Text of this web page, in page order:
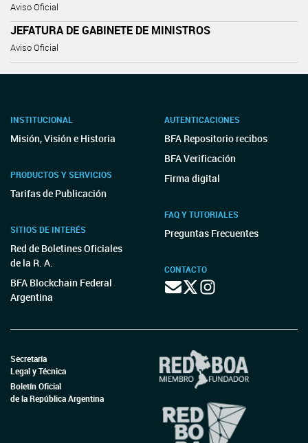
Aviso Oficial
JEFATURA DE GABINETE DE MINISTROS
Aviso Oficial
INSTITUCIONAL
Misión, Visión e Historia
PRODUCTOS Y SERVICIOS
Tarifas de Publicación
SITIOS DE INTERÉS
Red de Boletines Oficiales
de la R. A.
BFA Blockchain Federal
Argentina
AUTENTICACIONES
BFA Repositorio recibos
BFA Verificación
Firma digital
FAQ Y TUTORIALES
Preguntas Frecuentes
CONTACTO
Secretaría
Legal y Técnica
Boletín Oficial
de la República Argentina